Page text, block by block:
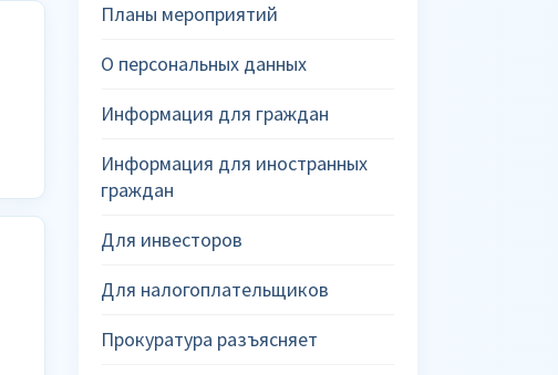
Планы мероприятий
О персональных данных
Информация для граждан
Информация для иностранных
граждан
Для инвесторов
Для налогоплательщиков
Прокуратура разъясняет